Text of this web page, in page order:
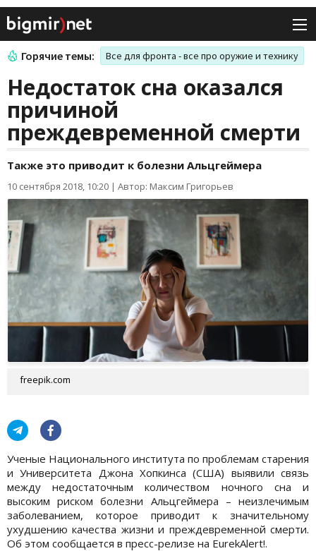
Горячие темы: Все для фронта - все про оружие и технику
Недостаток сна оказался
причиной
преждевременной смерти
Также это приводит к болезни Альцгеймера
10 сентября 2018, 10:20 | Автор: Максим Григорьев
freepik.com
Ученые Национального института по проблемам старения
и Университета Джона Хопкинса (США) выявили связь
между недостаточным количеством ночного сна и
высоким риском болезни Альцгеймера – неизлечимым
заболеванием, которое приводит к значительному
ухудшению качества жизни и преждевременной смерти.
Об этом сообщается в пресс-релизе на EurekAlert!.